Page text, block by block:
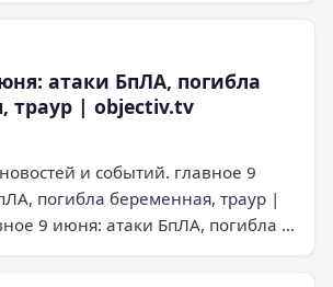
атаки БпЛА, погибла
траур | objectiv.tv
и событий. главное 9
погибла беременная, траур |
9 июня: атаки БпЛА, погибла …